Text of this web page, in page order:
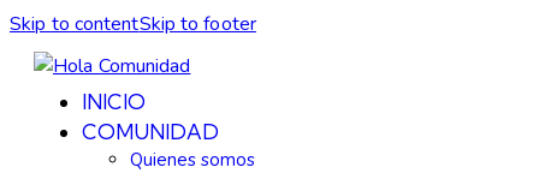
Skip to contentSkip to footer
INICIO
COMUNIDAD
Quienes somos